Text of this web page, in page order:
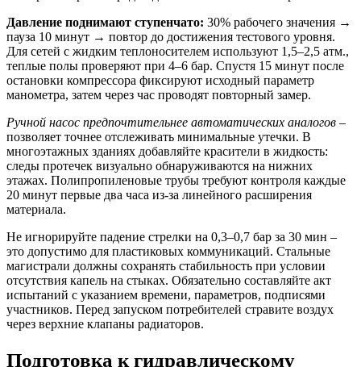
Давление поднимают ступенчато: 30% рабочего значения →
пауза 10 минут → повтор до достижения тестового уровня.
Для сетей с жидким теплоносителем используют 1,5–2,5 атм.,
теплые полы проверяют при 4–6 бар. Спустя 15 минут после
остановки компрессора фиксируют исходный параметр
манометра, затем через час проводят повторный замер.
Ручной насос предпочтительнее автоматических аналогов –
позволяет точнее отслеживать минимальные утечки. В
многоэтажных зданиях добавляйте красители в жидкость:
следы протечек визуально обнаруживаются на нижних
этажах. Полипропиленовые трубы требуют контроля каждые
20 минут первые два часа из-за линейного расширения
материала.
Не игнорируйте падение стрелки на 0,3–0,7 бар за 30 мин –
это допустимо для пластиковых коммуникаций. Стальные
магистрали должны сохранять стабильность при условии
отсутствия капель на стыках. Обязательно составляйте акт
испытаний с указанием времени, параметров, подписями
участников. Перед запуском потребителей стравите воздух
через верхние клапаны радиаторов.
Подготовка к гидравлическому